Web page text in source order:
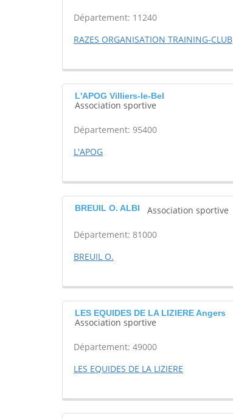
Département: 11240
RAZES ORGANISATION TRAINING-CLUB
L'APOG Villiers-le-Bel
Association sportive
Département: 95400
L'APOG
BREUIL O. ALBI Association sportive
Département: 81000
BREUIL O.
LES EQUIDES DE LA LIZIERE Angers
Association sportive
Département: 49000
LES EQUIDES DE LA LIZIERE